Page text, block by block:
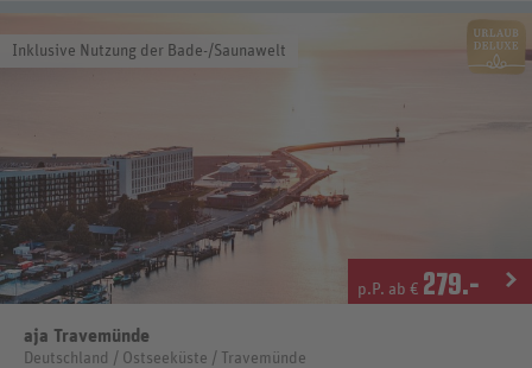
Inklusive Nutzung der Bade-/Saunawelt
p.P. ab € 279.-
aja Travemünde
Deutschland / Ostseeküste / Travemünde